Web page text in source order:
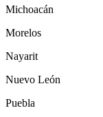
Michoacán
Morelos
Nayarit
Nuevo León
Puebla